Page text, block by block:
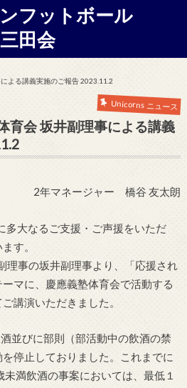
フットボール
三田会
よる講義実施のご報告 2023.11.2
Unicorns ニュース
育会 坂井副理事による講義
2年マネージャー 橋谷 友太朗
多大なるご支援・ご声援をいただ
す。
理事の坂井副理事より、「応援され
マに、慶應義塾体育会で活動する
講演いただきました。
並びに部則（部活動中の飲酒の禁
停止しておりました。
これまでに
満飲酒の事案においては、最低１